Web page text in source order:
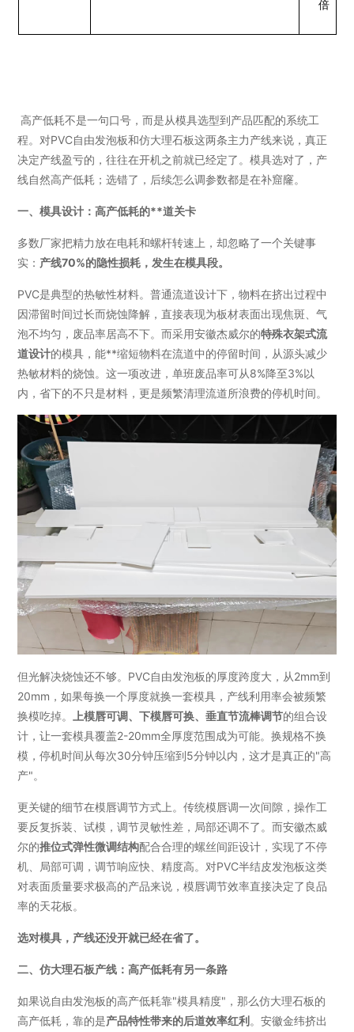
倍
高产低耗不是一句口号，而是从模具选型到产品匹配的系统工
程。对PVC自由发泡板和仿大理石板这两条主力产线来说，真正
决定产线盈亏的，往往在开机之前就已经定了。模具选对了，产
线自然高产低耗；选错了，后续怎么调参数都是在补窟窿。
一、模具设计：高产低耗的**道关卡
多数厂家把精力放在电耗和螺杆转速上，却忽略了一个关键事
实： 产线70%的隐性损耗，发生在模具段。
PVC是典型的热敏性材料。普通流道设计下，物料在挤出过程中
因滞留时间过长而烧蚀降解，直接表现为板材表面出现焦斑、气
泡不均匀，废品率居高不下。而采用安徽杰威尔的特殊衣架式流
道设计的模具，能**缩短物料在流道中的停留时间，从源头减少
热敏材料的烧蚀。这一项改进，单班废品率可从8%降至3%以
内，省下的不只是材料，更是频繁清理流道所浪费的停机时间。
但光解决烧蚀还不够。PVC自由发泡板的厚度跨度大，从2mm到
20mm，如果每换一个厚度就换一套模具，产线利用率会被频繁
换模吃掉。
上模唇可调、下模唇可换、垂直节流棒调节的组合设
计，让一套模具覆盖2-20mm全厚度范围成为可能。换规格不换
模，停机时间从每次30分钟压缩到5分钟以内，这才是真正的"高
产"。
更关键的细节在模唇调节方式上。传统模唇调一次间隙，操作工
要反复拆装、试模，调节灵敏性差，局部还调不了。而安徽杰威
尔的推位式弹性微调结构配合合理的螺丝间距设计，实现了不停
机、局部可调，调节响应快、精度高。对PVC半结皮发泡板这类
对表面质量要求极高的产品来说，模唇调节效率直接决定了良品
率的天花板。
选对模具，产线还没开就已经在省了。
二、仿大理石板产线：高产低耗有另一条路
如果说自由发泡板的高产低耗靠"模具精度"，那么仿大理石板的
高产低耗，靠的是产品特性带来的后道效率红利。安徽金纬挤出